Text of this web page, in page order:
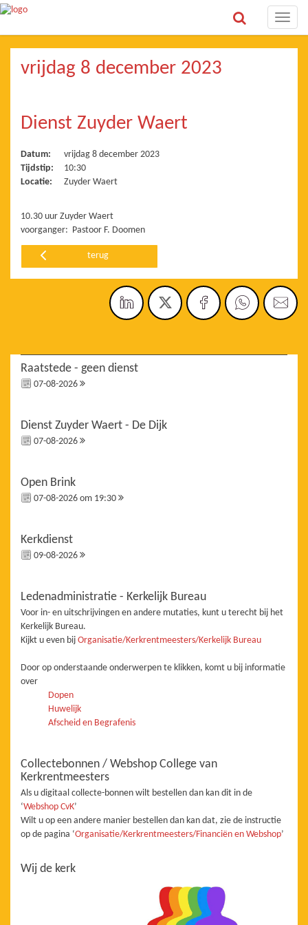
Toggle
vrijdag 8 december 2023
Dienst Zuyder Waert
Datum:
vrijdag 8 december 2023
Tijdstip:
10:30
Locatie:
Zuyder Waert
10.30 uur Zuyder Waert
voorganger: Pastoor F. Doomen
terug
Raatstede - geen dienst
07-08-2026
Dienst Zuyder Waert - De Dijk
07-08-2026
Open Brink
07-08-2026 om 19:30
Kerkdienst
09-08-2026
Ledenadministratie - Kerkelijk Bureau
Voor in- en uitschrijvingen en andere mutaties, kunt u terecht bij het
Kerkelijk Bureau.
Kijkt u even bij Organisatie/Kerkrentmeesters/Kerkelijk Bureau
Door op onderstaande onderwerpen te klikken, komt u bij informatie
over
Dopen
Huwelijk
Afscheid en Begrafenis
Collectebonnen / Webshop College van
Kerkrentmeesters
Als u digitaal collecte-bonnen wilt bestellen dan kan dit in de
‘Webshop CvK’
Wilt u op een andere manier bestellen dan kan dat, zie de instructie
op de pagina ‘Organisatie/Kerkrentmeesters/Financiën en Webshop’
Wij de kerk